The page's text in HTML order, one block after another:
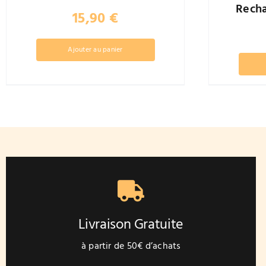
15,90 €
Ajouter au panier
Livraison Gratuite
à partir de 50€ d’achats